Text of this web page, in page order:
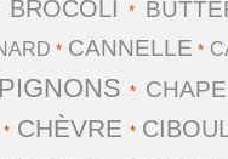
BROCOLI *
* CANNELLE *
*
* CHÈVRE *